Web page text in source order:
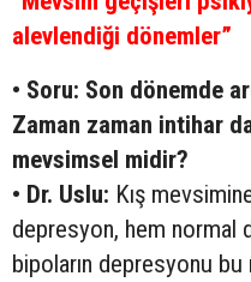
alevlendiği dönemler”
• Soru: Son dönemde
Zaman zaman intihar
mevsimsel midir?
• Dr. Uslu: Kış
depresyon, hem normal
bipoların depresyonu